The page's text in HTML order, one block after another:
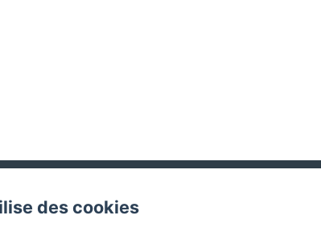
12 Route de la Basse Chevrière, Saché
des cookies